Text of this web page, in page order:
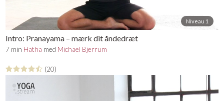
Niveau 1
Intro: Pranayama – mærk dit åndedræt
7 min Hatha med Michael Bjerrum
(20)